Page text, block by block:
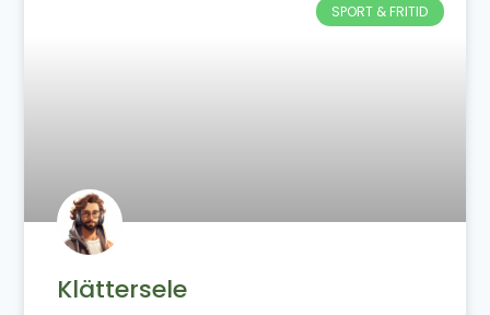
SPORT & FRITID
Klättersele